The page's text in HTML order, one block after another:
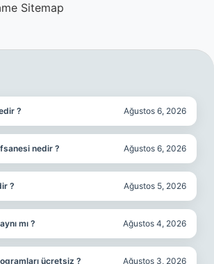
Sitemap
? Ağustos 6, 2026
nedir ? Ağustos 6, 2026
? Ağustos 5, 2026
mı ? Ağustos 4, 2026
ücretsiz ? Ağustos 3, 2026